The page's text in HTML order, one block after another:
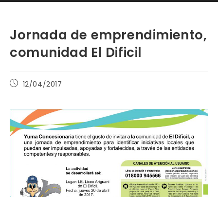
Jornada de emprendimiento,
comunidad El Dificil
Publicación
entrada:
12/04/2017